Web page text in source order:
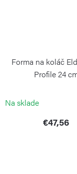
Forma na koláč
Profile 24
Na sklade
€47,56